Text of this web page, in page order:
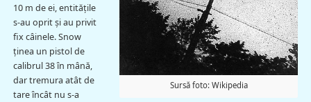
Sursă foto: Wikipedia
10 m de ei, entităţile
s-au oprit şi au privit
fix câinele. Snow
ţinea un pistol de
calibrul 38 în mână,
dar tremura atât de
tare încât nu s-a